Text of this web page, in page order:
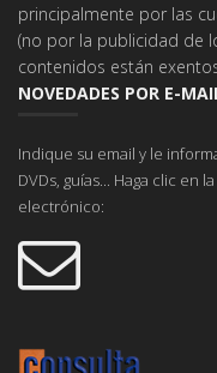
principalmente por las
(no por la publicidad de
contenidos están
NOVEDADES POR E-
Indique su email y le
DVDs, guías... Haga clic en
electrónico: